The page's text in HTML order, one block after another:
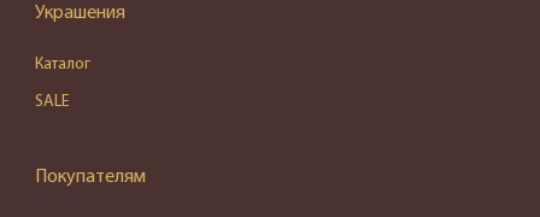
Украшения
Каталог
SALE
Покупателям